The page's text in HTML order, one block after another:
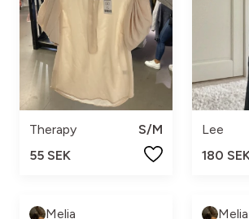
Therapy
S/M
55 SEK
Lee
180
Melia Melia